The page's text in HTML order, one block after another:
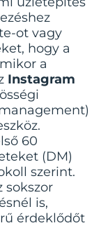
ot vagy
hogy a
a
Instagram
60
(DM)
szerint.
sokszor
is,
érdeklődőt